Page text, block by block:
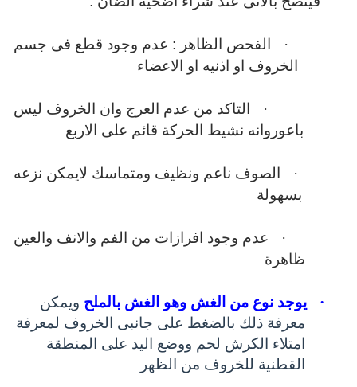
·
الفحص الظاهر : عدم وجود قطع فى جسم
الخروف او اذنيه او الاعضاء
·
التاكد من عدم العرج وان الخروف ليس
باعوروانه نشيط الحركة قائم على الاربع
·
الصوف ناعم ونظيف ومتماسك لايمكن نزعه
بسهولة
·
عدم وجود افرازات من الفم والانف والعين
ظاهرة
· يوجد نوع من الغش وهو الغش بالملح ويمكن
معرفة ذلك بالضغط على جانبى الخروف لمعرفة
امتلاء الكرش لحم ووضع اليد على المنطقة
القطنية للخروف من الظهر